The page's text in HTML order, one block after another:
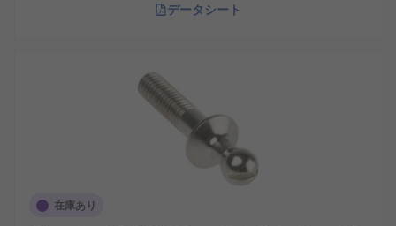
データシート
在庫あり